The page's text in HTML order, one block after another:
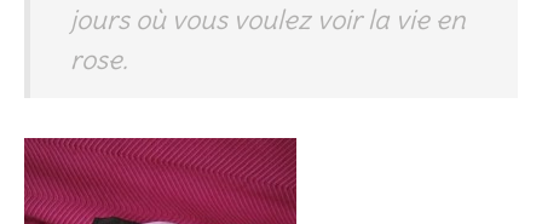
jours où vous voulez voir la vie en
rose.